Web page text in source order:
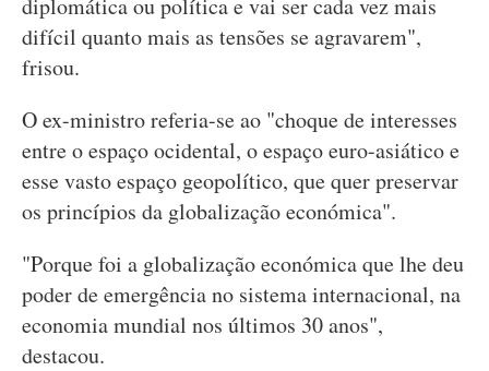
diplomática ou política e vai ser cada vez mais
difícil quanto mais as tensões se agravarem",
frisou.
O ex-ministro referia-se ao "choque de interesses
entre o espaço ocidental, o espaço euro-asiático e
esse vasto espaço geopolítico, que quer preservar
os princípios da globalização económica".
"Porque foi a globalização económica que lhe deu
poder de emergência no sistema internacional, na
economia mundial nos últimos 30 anos",
destacou.